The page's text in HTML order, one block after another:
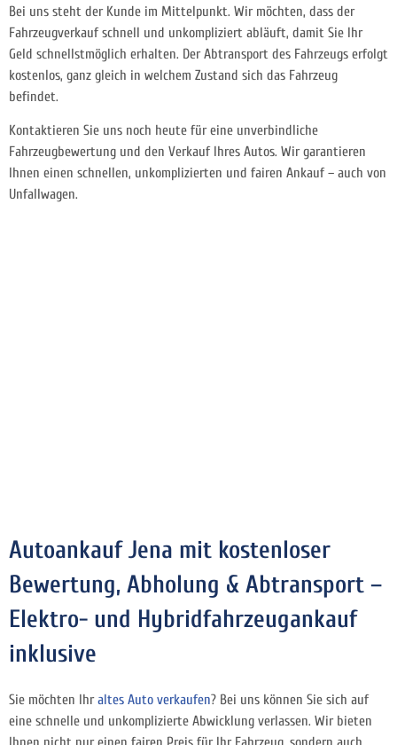
Bei uns steht der Kunde im Mittelpunkt. Wir möchten, dass der
Fahrzeugverkauf schnell und unkompliziert abläuft, damit Sie Ihr
Geld schnellstmöglich erhalten. Der Abtransport des Fahrzeugs erfolgt
kostenlos, ganz gleich in welchem Zustand sich das Fahrzeug
befindet.
Kontaktieren Sie uns noch heute für eine unverbindliche
Fahrzeugbewertung und den Verkauf Ihres Autos. Wir garantieren
Ihnen einen schnellen, unkomplizierten und fairen Ankauf – auch von
Unfallwagen.
Autoankauf Jena mit kostenloser
Bewertung, Abholung & Abtransport –
Elektro- und Hybridfahrzeugankauf
inklusive
Sie möchten Ihraltes Auto verkaufen? Bei uns können Sie sich auf
eine schnelle und unkomplizierte Abwicklung verlassen. Wir bieten